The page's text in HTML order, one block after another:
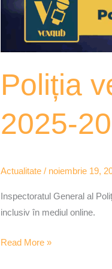
Poliția
2025-
Actualitate / noiembrie 19,
Inspectoratul General al
inclusiv în mediul online.
Read More »